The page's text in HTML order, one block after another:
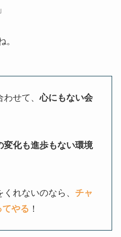
」
。
わせて、心にもない会
変化も進歩もない環境
れないのなら、 チャ
てやる ！